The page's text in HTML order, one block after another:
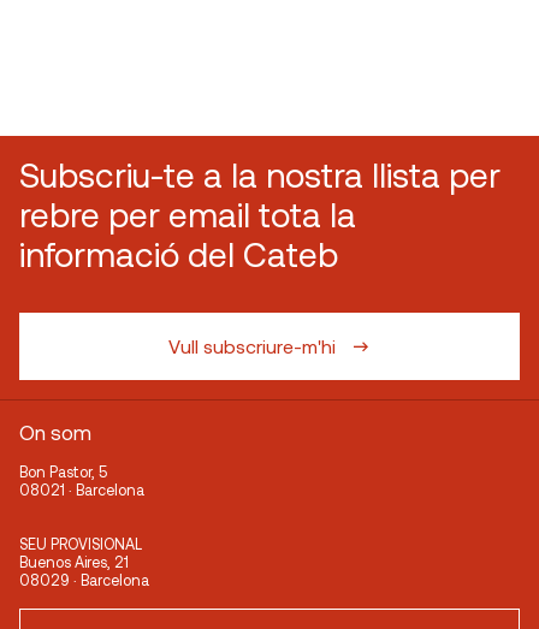
Subscriu-te a la nostra llista per
rebre per email tota la
informació del Cateb
Vull subscriure-m'hi
On som
Bon Pastor, 5
08021 · Barcelona
SEU PROVISIONAL
Buenos Aires, 21
08029 · Barcelona